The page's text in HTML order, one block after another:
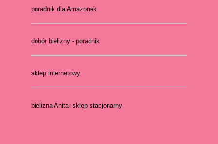
poradnik dla Amazonek
dobór bielizny - poradnik
sklep internetowy
bielizna Anita- sklep stacjonarny